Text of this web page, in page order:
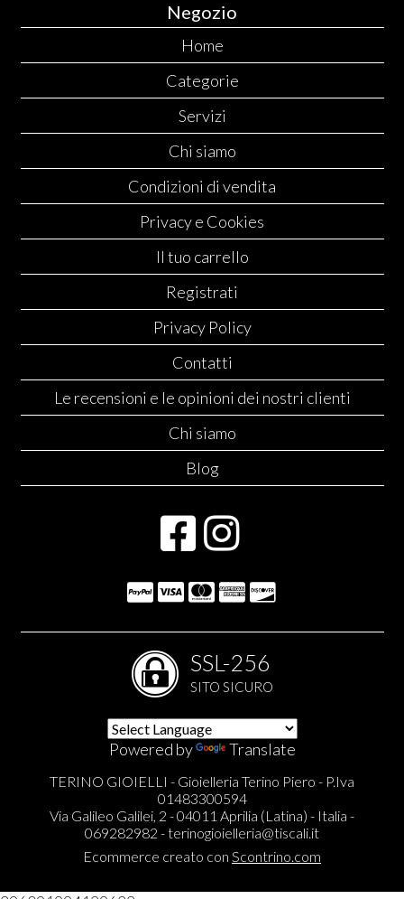
Negozio
Home
Categorie
Servizi
Chi siamo
Condizioni di vendita
Privacy e Cookies
Il tuo carrello
Registrati
Privacy Policy
Contatti
Le recensioni e le opinioni dei nostri clienti
Chi siamo
Blog
SSL-256
SITO SICURO
Powered by Translate
TERINO GIOIELLI - Gioielleria Terino Piero - P.Iva
01483300594
Via Galileo Galilei, 2 - 04011 Aprilia (Latina) - Italia -
069282982 -terinogioielleria@tiscali.it
Ecommerce creato con Scontrino.com